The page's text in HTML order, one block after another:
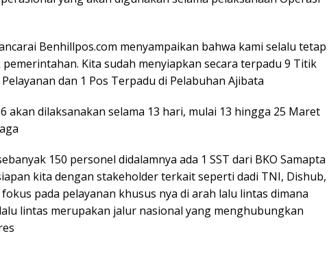
Benhillpos.com menyampaikan bahwa kami selalu tetap
Kita sudah menyiapkan secara terpadu 9 Titik
dan 1 Pos Terpadu di Pelabuhan Ajibata
akan dilaksanakan selama 13 hari, mulai 13 hingga 25 Maret
150 personel didalamnya ada 1 SST dari BKO Samapta
kita dengan stakeholder terkait seperti dadi TNI, Dishub,
pada pelayanan khusus nya di arah lalu lintas dimana
lintas merupakan jalur nasional yang menghubungkan